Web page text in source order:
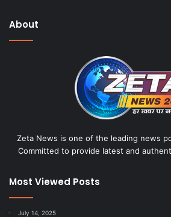
About
Zeta News is one of the leading news
Committed to provide latest and
Most Viewed Posts
July 14, 2025